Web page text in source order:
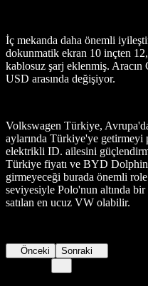
İç mekanda daha önemli
dokunmatik ekran 10 inçten
kablosuz şarj eklenmiş.
USD arasında değişiyor.
Volkswagen Türkiye,
aylarında Türkiye'ye
elektrikli ID. ailesini
Türkiye fiyatı ve BYD
girmeyeceği burada önemli
seviyesiyle Polo'nun altında
satılan en ucuz VW olabilir.
Önceki Sonraki